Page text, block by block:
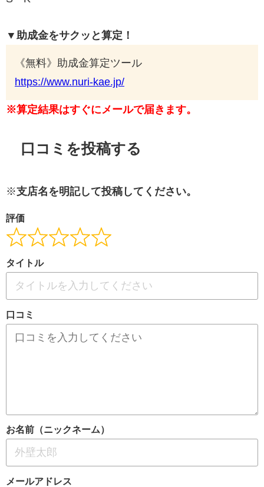
▼助成金をサクッと算定！
《無料》助成金算定ツール
https://www.nuri-kae.jp/
※算定結果はすぐにメールで届きます。
口コミを投稿する
※支店名を明記して投稿してください。
評価
タイトル
口コミ
お名前（ニックネーム）
メールアドレス